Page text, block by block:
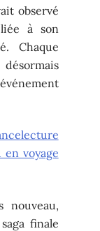
observé
à son
Chaque
voyage
nouveau,
finale